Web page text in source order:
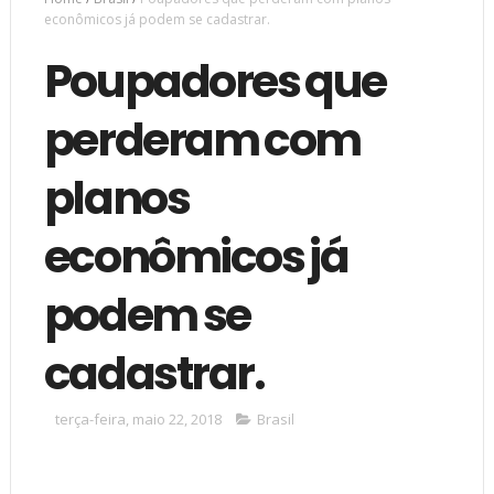
econômicos já podem se cadastrar.
Poupadores que
perderam com
planos
econômicos já
podem se
cadastrar.
terça-feira, maio 22, 2018 Brasil